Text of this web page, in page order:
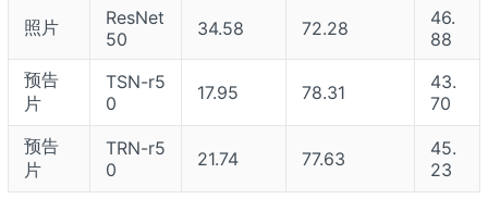
照片
ResNet
50
34.58 72.28
46.
88
预告
片
TSN-r5
0
17.95 78.31
43.
70
预告
片
TRN-r5
0
21.74 77.63
45.
23